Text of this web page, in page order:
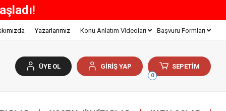
Yazarlarımız Konu Anlatım Videoları Başvuru Formları
ÜYE OL GİRİŞ YAP
0
SEPETİM